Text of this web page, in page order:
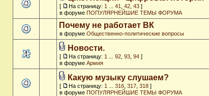
[ На страницу: 1 41 42 43 ]
в форуме ПОПУЛЯРНЕЙШИЕ ТЕМЫ ФОРУМА
Почему не работает ВК
в форуме Общественно-политические вопросы
Новости.
[ На страницу: 1 92 93 94 ]
в форуме Армия
Какую музыку слушаем?
[ На страницу: 1 316 317 318 ]
в форуме ПОПУЛЯРНЕЙШИЕ ТЕМЫ ФОРУМА